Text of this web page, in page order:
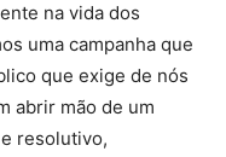
na vida dos
uma campanha que
que exige de nós
abrir mão de um
resolutivo,